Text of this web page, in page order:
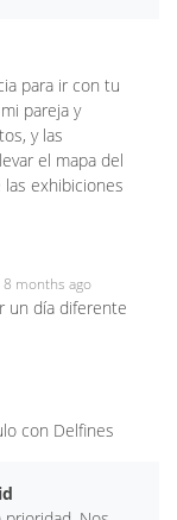
para ir con tu
pareja y
y las
el mapa del
exhibiciones
8 months ago
un día diferente
con Delfines